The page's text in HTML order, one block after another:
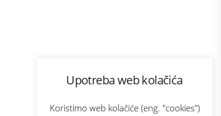
Upotreba web kolačića
Koristimo web kolačiće (eng. "cookies")
Bonus plus
Prijava za newsletter